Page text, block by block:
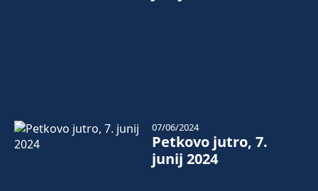
Petkovo jutro, 7.
junij 2024
07/06/2024